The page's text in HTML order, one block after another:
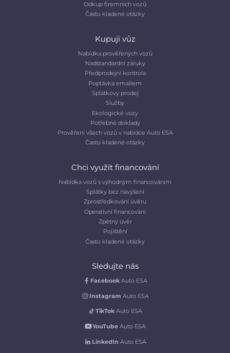
Odkup firemních vozů
Často kladené otázky
Kupuji vůz
Nabídka prověřených vozů
Nadstandardní záruky
Předprodejní kontrola
Poptávka emailem
Splátkový prodej
Služby
Ekologické vozy
Potřebné doklady
Prověření všech vozů v nabídce Auto ESA
Často kladené otázky
Chci využít financování
Nabídka vozů s výhodným financováním
Splátky bez navýšení
Zprostředkování úvěru
Operativní financování
Zpětný úvěr
Pojištění
Často kladené otázky
Sledujte nás
Facebook Auto ESA
Instagram Auto ESA
TikTok Auto ESA
YouTubeAuto ESA
LinkedIn Auto ESA